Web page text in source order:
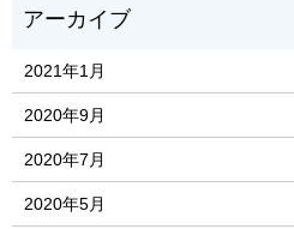
2021年1月
2020年9月
2020年7月
2020年5月